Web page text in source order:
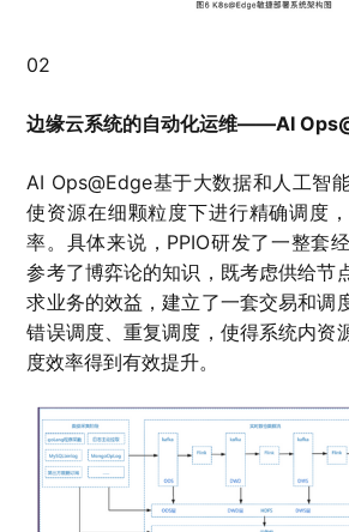
02
边缘云系统的自动化运维——AI
AI Ops@Edge基于大数据和人工智
使资源在细颗粒度下进行精确调度
率。具体来说，PPIO研发了一整套
参考了博弈论的知识，既考虑供给节
求业务的效益，建立了一套交易和调
错误调度、重复调度，使得系统内资
度效率得到有效提升。